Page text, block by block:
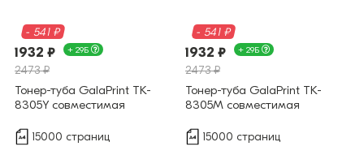
- 541 ₽
1932 ₽ + 29Б
2473 ₽
Тонер-туба GalaPrint TK-
8305Y совместимая
15000 страниц
- 541 ₽
1932 ₽ + 29Б
2473 ₽
Тонер-туба GalaPrint TK-
8305M совместимая
15000 страниц